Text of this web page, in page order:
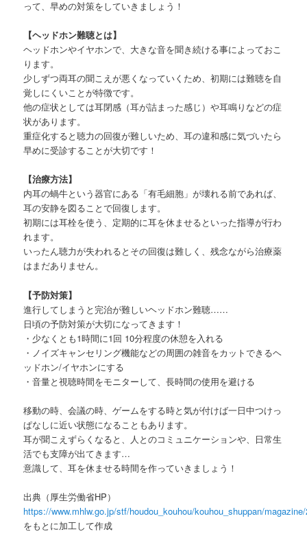
って、早めの対策をしていきましょう！
【ヘッドホン難聴とは】
ヘッドホンやイヤホンで、大きな音を聞き続ける事によっておこ
ります。
少しずつ両耳の聞こえが悪くなっていくため、初期には難聴を自
覚しにくいことが特徴です。
他の症状としては耳閉感（耳が詰まった感じ）や耳鳴りなどの症
状があります。
重症化すると聴力の回復が難しいため、耳の違和感に気づいたら
早めに受診することが大切です！
【治療方法】
内耳の蝸牛という器官にある「有毛細胞」が壊れる前であれば、
耳の安静を図ることで回復します。
初期には耳栓を使う、定期的に耳を休ませるといった指導が行わ
れます。
いったん聴力が失われるとその回復は難しく、残念ながら治療薬
はまだありません。
【予防対策】
進行してしまうと完治が難しいヘッドホン難聴……
日頃の予防対策が大切になってきます！
・少なくとも1時間に1回 10分程度の休憩を入れる
・ノイズキャンセリング機能などの周囲の雑音をカットできるヘ
ッドホン/イヤホンにする
・音量と視聴時間をモニターして、長時間の使用を避ける
移動の時、会議の時、ゲームをする時と気が付けば一日中つけっ
ぱなしに近い状態になることもあります。
耳が聞こえずらくなると、人とのコミュニケーションや、日常生
活でも支障が出てきます…
意識して、耳を休ませる時間を作っていきましょう！
出典（厚生労働省HP）
https://www.mhlw.go.jp/stf/houdou_kouhou/kouhou_shuppan/
をもとに加工して作成